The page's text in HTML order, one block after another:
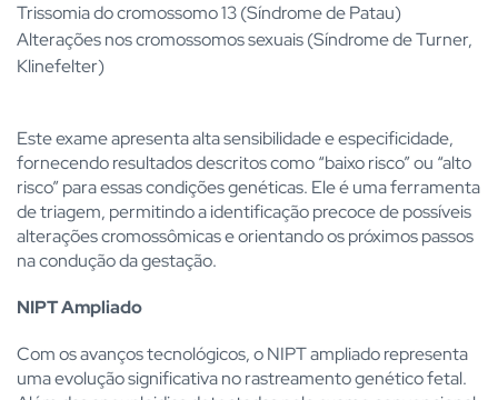
Trissomia do cromossomo 13 (Síndrome de Patau)
Alterações nos cromossomos sexuais (Síndrome de Turner,
Klinefelter)
Este exame apresenta alta sensibilidade e especificidade,
fornecendo resultados descritos como “baixo risco” ou “alto
risco” para essas condições genéticas. Ele é uma ferramenta
de triagem, permitindo a identificação precoce de possíveis
alterações cromossômicas e orientando os próximos passos
na condução da gestação.
NIPT Ampliado
Com os avanços tecnológicos, o NIPT ampliado representa
uma evolução significativa no rastreamento genético fetal.